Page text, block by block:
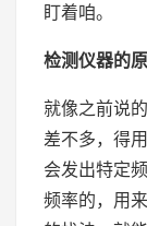
盯着咱。
检测仪器的
就像之前说
差不多，得
会发出特定
频率的，用